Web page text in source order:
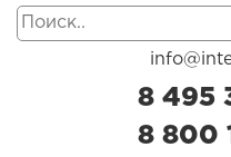
8 495
8 800